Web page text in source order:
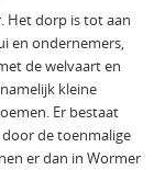
Het dorp is tot aan
en ondernemers,
de welvaart en
kleine
Er bestaat
de toenmalige
er dan in Wormer